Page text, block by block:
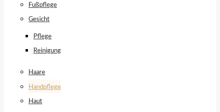
Fußpflege
Gesicht
Pflege
Reinigung
Haare
Handpflege
Haut